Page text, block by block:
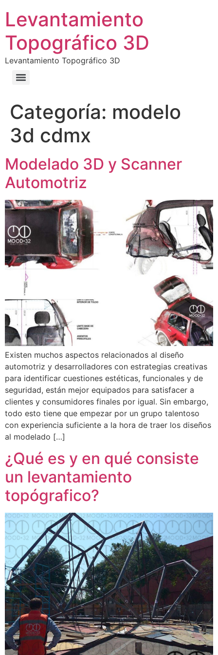
Levantamiento
Topográfico 3D
Levantamiento Topográfico 3D
Categoría: modelo
3d cdmx
Modelado 3D y Scanner
Automotriz
Existen muchos aspectos relacionados al diseño
automotriz y desarrolladores con estrategias creativas
para identificar cuestiones estéticas, funcionales y de
seguridad, están mejor equipados para satisfacer a
clientes y consumidores finales por igual. Sin embargo,
todo esto tiene que empezar por un grupo talentoso
con experiencia suficiente a la hora de traer los diseños
al modelado […]
¿Qué es y en qué consiste
un levantamiento
topógrafico?